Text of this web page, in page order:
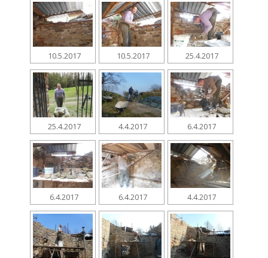
10.5.2017 10.5.2017 25.4.2017
25.4.2017 4.4.2017 6.4.2017
6.4.2017 6.4.2017 4.4.2017